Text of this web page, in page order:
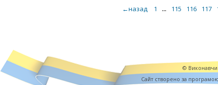
←назад 1 ... 115 116 117
©
Cайт створено за